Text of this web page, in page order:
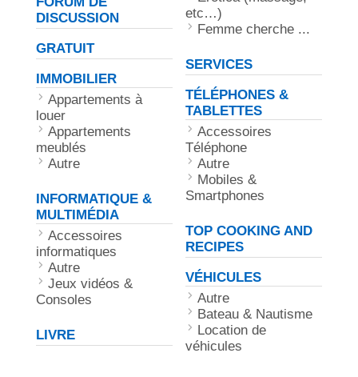
DISCUSSION
GRATUIT
IMMOBILIER
Appartements à
louer
Appartements
meublés
Autre
INFORMATIQUE &
MULTIMÉDIA
Accessoires
informatiques
Autre
Jeux vidéos &
Consoles
LIVRE
etc…)
Femme cherche ...
SERVICES
TÉLÉPHONES &
TABLETTES
Accessoires
Téléphone
Autre
Mobiles &
Smartphones
TOP COOKING AND
RECIPES
VÉHICULES
Autre
Bateau & Nautisme
Location de
véhicules